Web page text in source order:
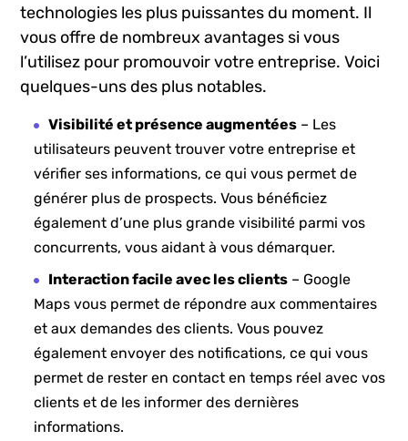
technologies ⁤les ⁣plus puissantes du moment. Il
vous offre de‍ nombreux avantages si vous​
l’utilisez pour‍ promouvoir votre entreprise. Voici
quelques-uns‍ des plus notables.
Visibilité et présence augmentées – Les
utilisateurs peuvent trouver votre entreprise et
vérifier ses informations, ce qui vous permet de
générer ​plus de⁢ prospects. Vous bénéficiez
⁢également d’une plus grande ‍visibilité parmi vos
concurrents, vous aidant à vous démarquer.
Interaction facile ⁣avec les clients – Google
Maps vous ‌permet de‌ répondre aux commentaires
et aux demandes des clients. Vous ⁢pouvez
également envoyer des notifications, ce qui vous
permet de rester en contact en temps réel avec ‍vos
clients⁤ et de ⁤les informer des dernières
informations.